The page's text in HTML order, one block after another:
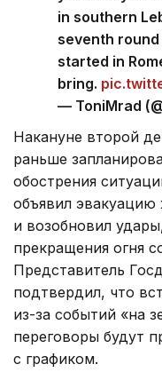
in southern
seventh
started in
bring.
— ToniMrad
Накануне второй
раньше
обострения
объявил
и возобновил
прекращения огня
Представитель
подтвердил, что
из-за событий «на
переговоры будут
с графиком.